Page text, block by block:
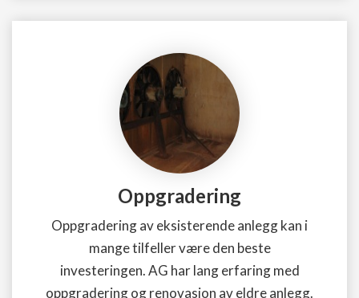
Oppgradering
Oppgradering av eksisterende anlegg kan i
mange tilfeller være den beste
investeringen. AG har lang erfaring med
oppgradering og renovasjon av eldre anlegg.